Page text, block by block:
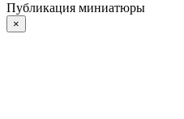
Публикация миниатюры
×